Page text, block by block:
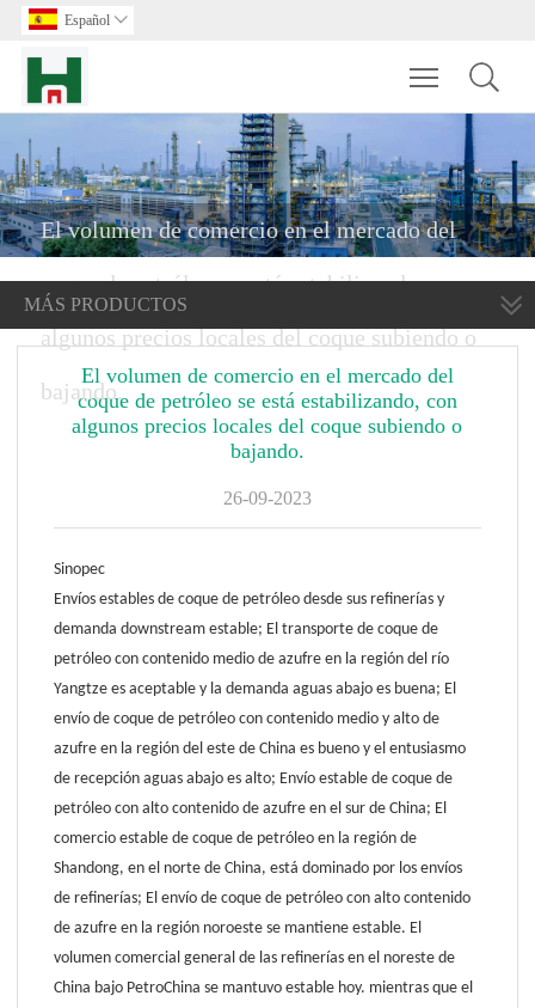
Español 
Toggle
El volumen de comercio en el mercado del
coque de petróleo se está estabilizando, con
algunos precios locales del coque subiendo o
bajando.
MÁS PRODUCTOS
El volumen de comercio en el mercado del
coque de petróleo se está estabilizando, con
algunos precios locales del coque subiendo o
bajando.
26-09-2023
Sinopec
Envíos estables de coque de petróleo desde sus refinerías y
demanda downstream estable; El transporte de coque de
petróleo con contenido medio de azufre en la región del río
Yangtze es aceptable y la demanda aguas abajo es buena; El
envío de coque de petróleo con contenido medio y alto de
azufre en la región del este de China es bueno y el entusiasmo
de recepción aguas abajo es alto; Envío estable de coque de
petróleo con alto contenido de azufre en el sur de China; El
comercio estable de coque de petróleo en la región de
Shandong, en el norte de China, está dominado por los envíos
de refinerías; El envío de coque de petróleo con alto contenido
de azufre en la región noroeste se mantiene estable. El
volumen comercial general de las refinerías en el noreste de
China bajo PetroChina se mantuvo estable hoy. mientras que el